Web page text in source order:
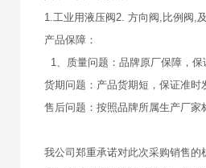
1.工业用液压阀2. 方向阀,比例阀,
产品保障：
1、质量问题：品牌原厂保障，保
货期问题：产品货期短，保证准时
售后问题：按照品牌所属生产厂家
我公司郑重承诺对此次采购销售